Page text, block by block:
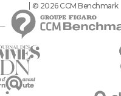
© 2026 CCM Benchmark